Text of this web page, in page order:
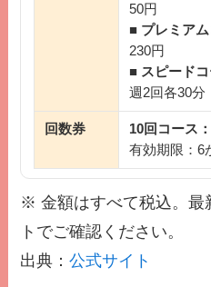
50円
■ プレミアム
230円
■ スピードコ
週2回各30
回数券 10回コース：
有効期限：6
※ 金額はすべて税込。最
トでご確認ください。
出典：公式サイト